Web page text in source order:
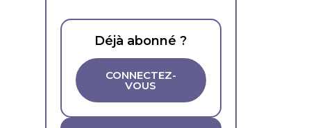
Déjà abonné ?
CONNECTEZ-
VOUS